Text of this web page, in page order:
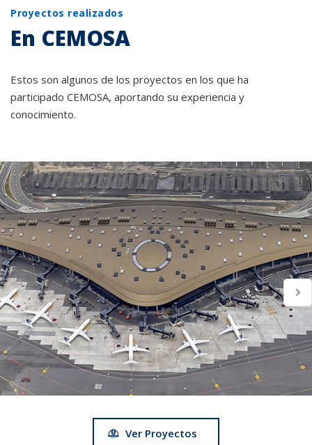
Proyectos realizados
En CEMOSA
Estos son algunos de los proyectos en los que ha
participado CEMOSA, aportando su experiencia y
conocimiento.
Ver Proyectos